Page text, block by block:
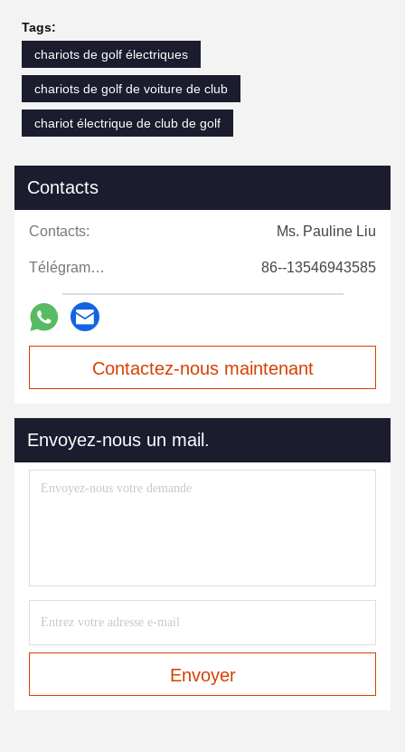
Tags:
chariots de golf électriques
chariots de golf de voiture de club
chariot électrique de club de golf
Contacts
Contacts: Ms. Pauline Liu
Télégramme: 86--13546943585
Contactez-nous maintenant
Envoyez-nous un mail.
Envoyer